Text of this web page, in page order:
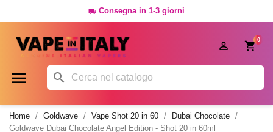
 Consegna in 1-3 giorni
0

 
Home Goldwave Vape Shot 20 in 60
Dubai Chocolate
Goldwave Dubai Chocolate Angel Edition - Shot 20 in 60ml